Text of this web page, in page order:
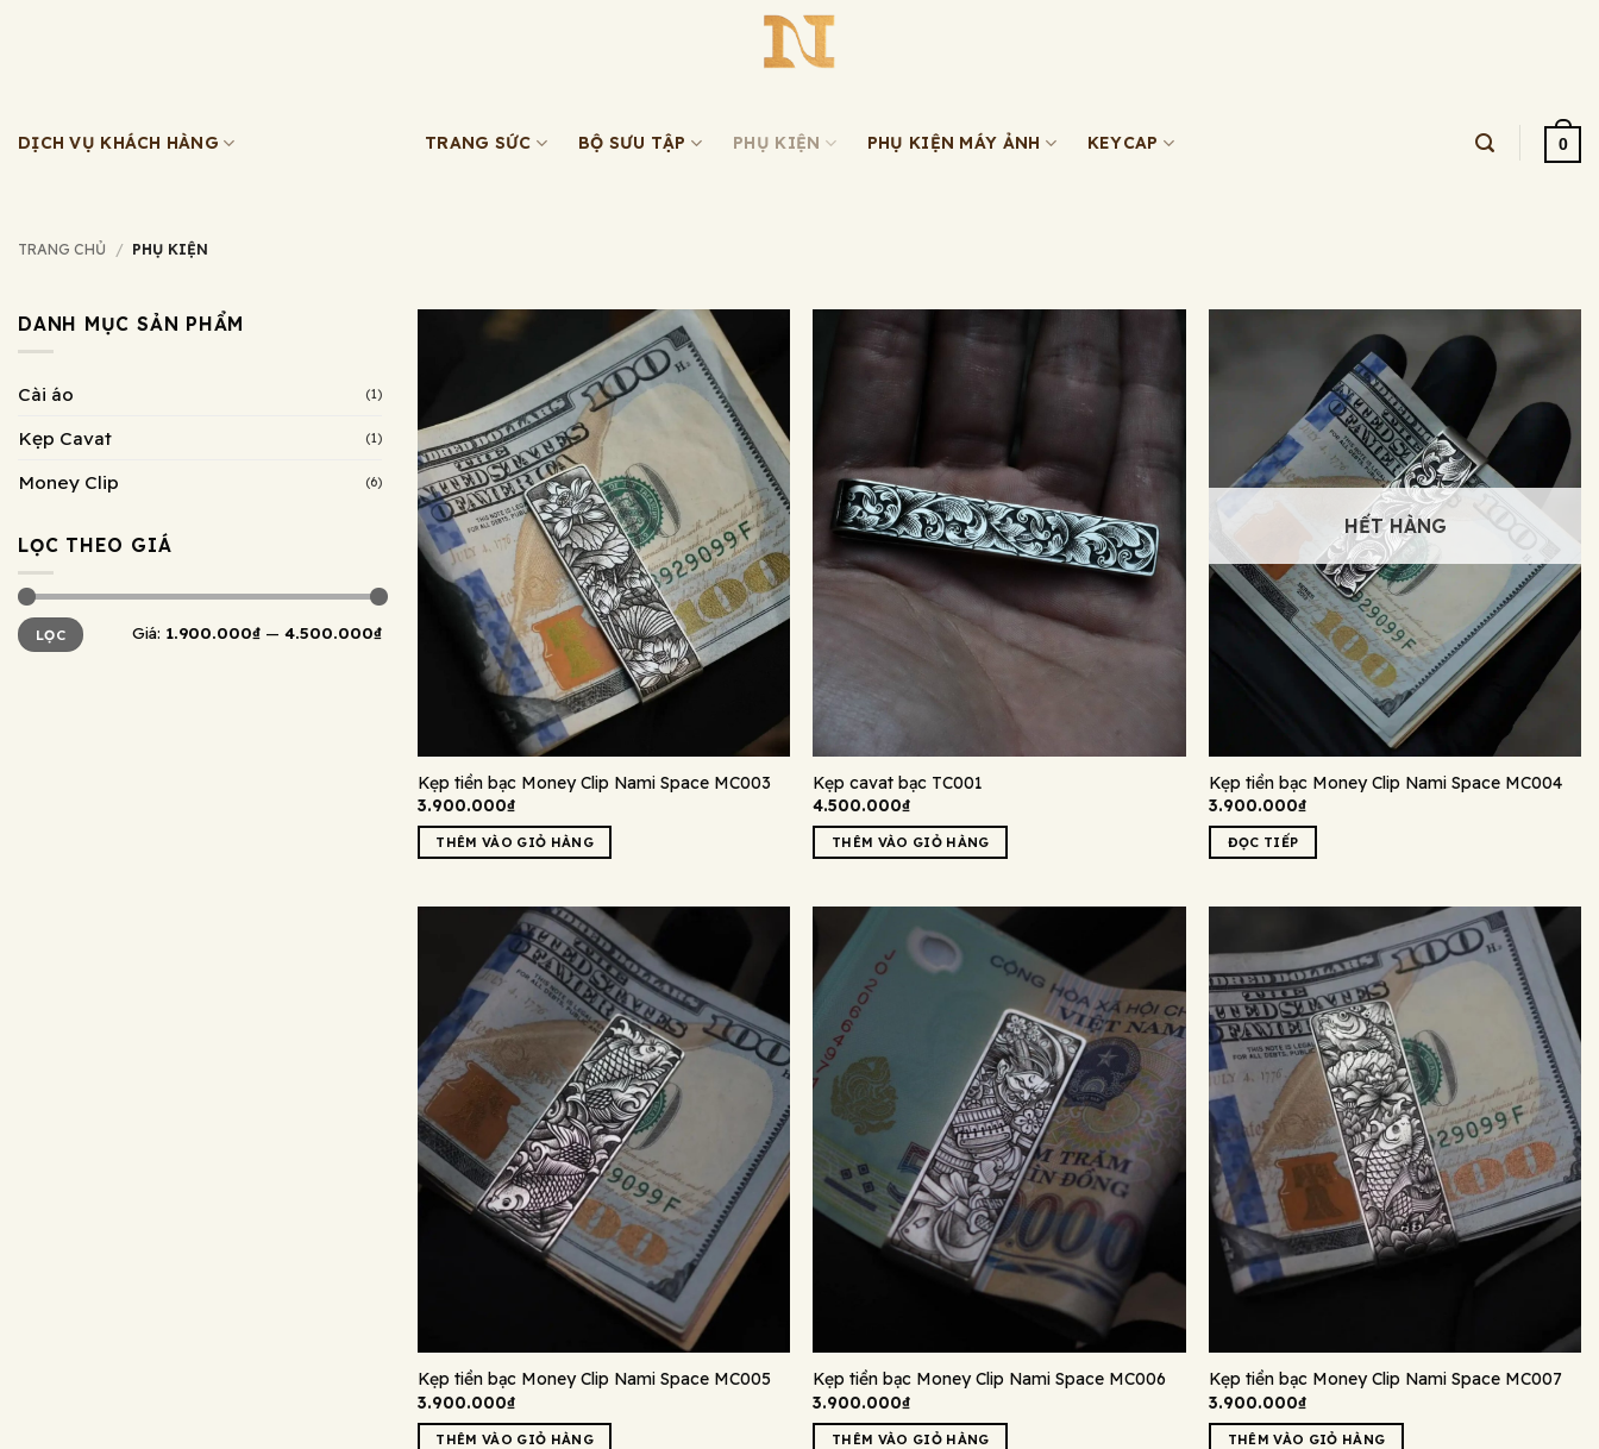
DỊCH VỤ KHÁCH HÀNG TRANG SỨC BỘ SƯU TẬP PHỤ KIỆN PHỤ KIỆN MÁY ẢNH KEYCAP 0
TRANG CHỦ / PHỤ KIỆN
DANH MỤC SẢN PHẨM
Cài áo (1)
Kẹp Cavat (1)
Money Clip (6)
LỌC THEO GIÁ
Giá
tối
thiểu
Giá
tối
đa
LỌC Giá: 1.900.000₫ — 4.500.000₫
Kẹp tiền bạc Money Clip Nami Space MC003
3.900.000₫
THÊM VÀO GIỎ HÀNG
Kẹp cavat bạc TC001
4.500.000₫
THÊM VÀO GIỎ HÀNG
HẾT HÀNG
Kẹp tiền bạc Money Clip Nami Space MC004
3.900.000₫
ĐỌC TIẾP
Kẹp tiền bạc Money Clip Nami Space MC005
3.900.000₫
THÊM VÀO GIỎ HÀNG
Kẹp tiền bạc Money Clip Nami Space MC006
3.900.000₫
THÊM VÀO GIỎ HÀNG
Kẹp tiền bạc Money Clip Nami Space MC007
3.900.000₫
THÊM VÀO GIỎ HÀNG